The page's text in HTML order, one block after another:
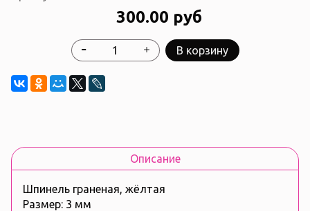
300.00 руб
В корзину
Описание
Шпинель граненая, жёлтая
Размер: 3 мм